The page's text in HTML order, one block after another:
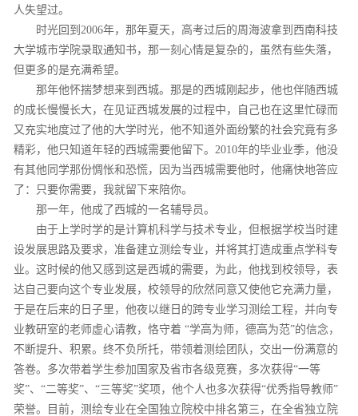
人失望过。
时光回到2006年，那年夏天，高考过后的周海波拿到西南科技
大学城市学院录取通知书，那一刻心情是复杂的，虽然有些失落，
但更多的是充满希望。
那年他怀揣梦想来到西城。那是的西城刚起步，他也伴随西城
的成长慢慢长大，在见证西城发展的过程中，自己也在这里忙碌而
又充实地度过了他的大学时光，他不知道外面纷繁的社会究竟有多
精彩，他只知道年轻的西城需要他留下。2010年的毕业业季，他没
有其他同学那份惆怅和恐慌，因为当西城需要他时，他痛快地答应
了：只要你需要，我就留下来陪你。
那一年，他成了西城的一名辅导员。
由于上学时学的是计算机科学与技术专业，但根据学校当时建
设发展思路及要求，准备建立测绘专业，并将其打造成重点学科专
业。这时候的他又感到这是西城的需要，为此，他找到校领导，表
达自己要向这个专业发展，校领导的欣然同意又使他它充满力量，
于是在后来的日子里，他夜以继日的跨专业学习测绘工程，并向专
业教研室的老师虚心请教，恪守着 “学高为师，德高为范”的信念，
不断提升、积累。终不负所托，带领着测绘团队，交出一份满意的
答卷。多次带着学生参加国家及省市各级竞赛，多次获得“一等
奖”、“二等奖”、“三等奖”奖项，他个人也多次获得“优秀指导教师”
荣誉。目前，测绘专业在全国独立院校中排名第三，在全省独立院